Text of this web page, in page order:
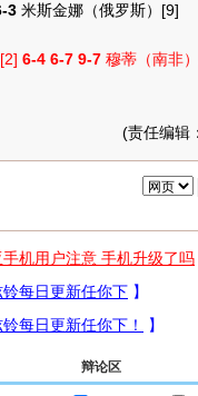
3 米斯金娜（俄罗斯）[9]
6-4 6-7 9-7 穆蒂（南非
(责任编辑
辩论区